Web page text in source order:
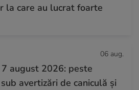
la care au lucrat foarte
06 aug.
august 2026: peste
avertizări de caniculă și